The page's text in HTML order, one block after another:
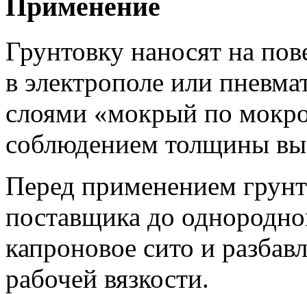
Применение
Грунтовку наносят на
в электрополе или
слоями «мокрый по
соблюдением толщины
Перед применением
поставщика до
капроновое сито и
рабочей вязкости.